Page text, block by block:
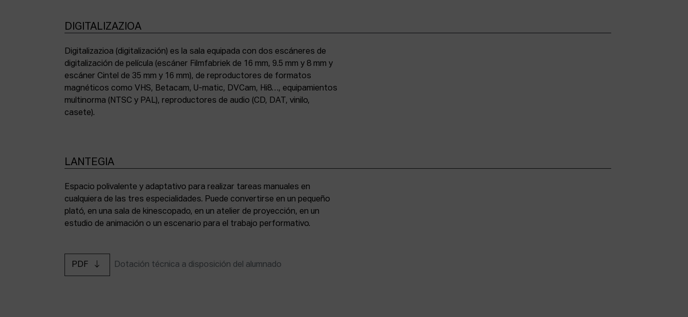
DIGITALIZAZIOA
Digitalizazioa (digitalización) es la sala equipada con dos escáneres de
digitalización de película (escáner Filmfabriek de 16 mm, 9.5 mm y 8 mm y
escáner Cintel de 35 mm y 16 mm), de reproductores de formatos
magnéticos como VHS, Betacam, U-matic, DVCam, Hi8…, equipamientos
multinorma (NTSC y PAL), reproductores de audio (CD, DAT, vinilo,
casete).
LANTEGIA
Espacio polivalente y adaptativo para realizar tareas manuales en
cualquiera de las tres especialidades. Puede convertirse en un pequeño
plató, en una sala de kinescopado, en un atelier de proyección, en un
estudio de animación o un escenario para el trabajo performativo.
PDF Dotación técnica a disposición del alumnado